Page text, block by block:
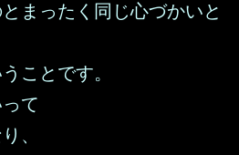
まったく同じ心づかいと
ことです。
て
、